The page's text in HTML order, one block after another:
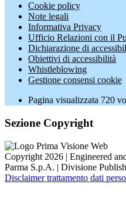
Cookie policy
Note legali
Informativa Privacy
Ufficio Relazioni con il
Dichiarazione di
Obiettivi di accessibilità
Whistleblowing
Gestione consensi cookie
Pagina visualizzata 720
Sezione Copyright
Copyright 2026 | Engineered
Parma S.p.A. | Divisione
Disclaimer trattamento dati